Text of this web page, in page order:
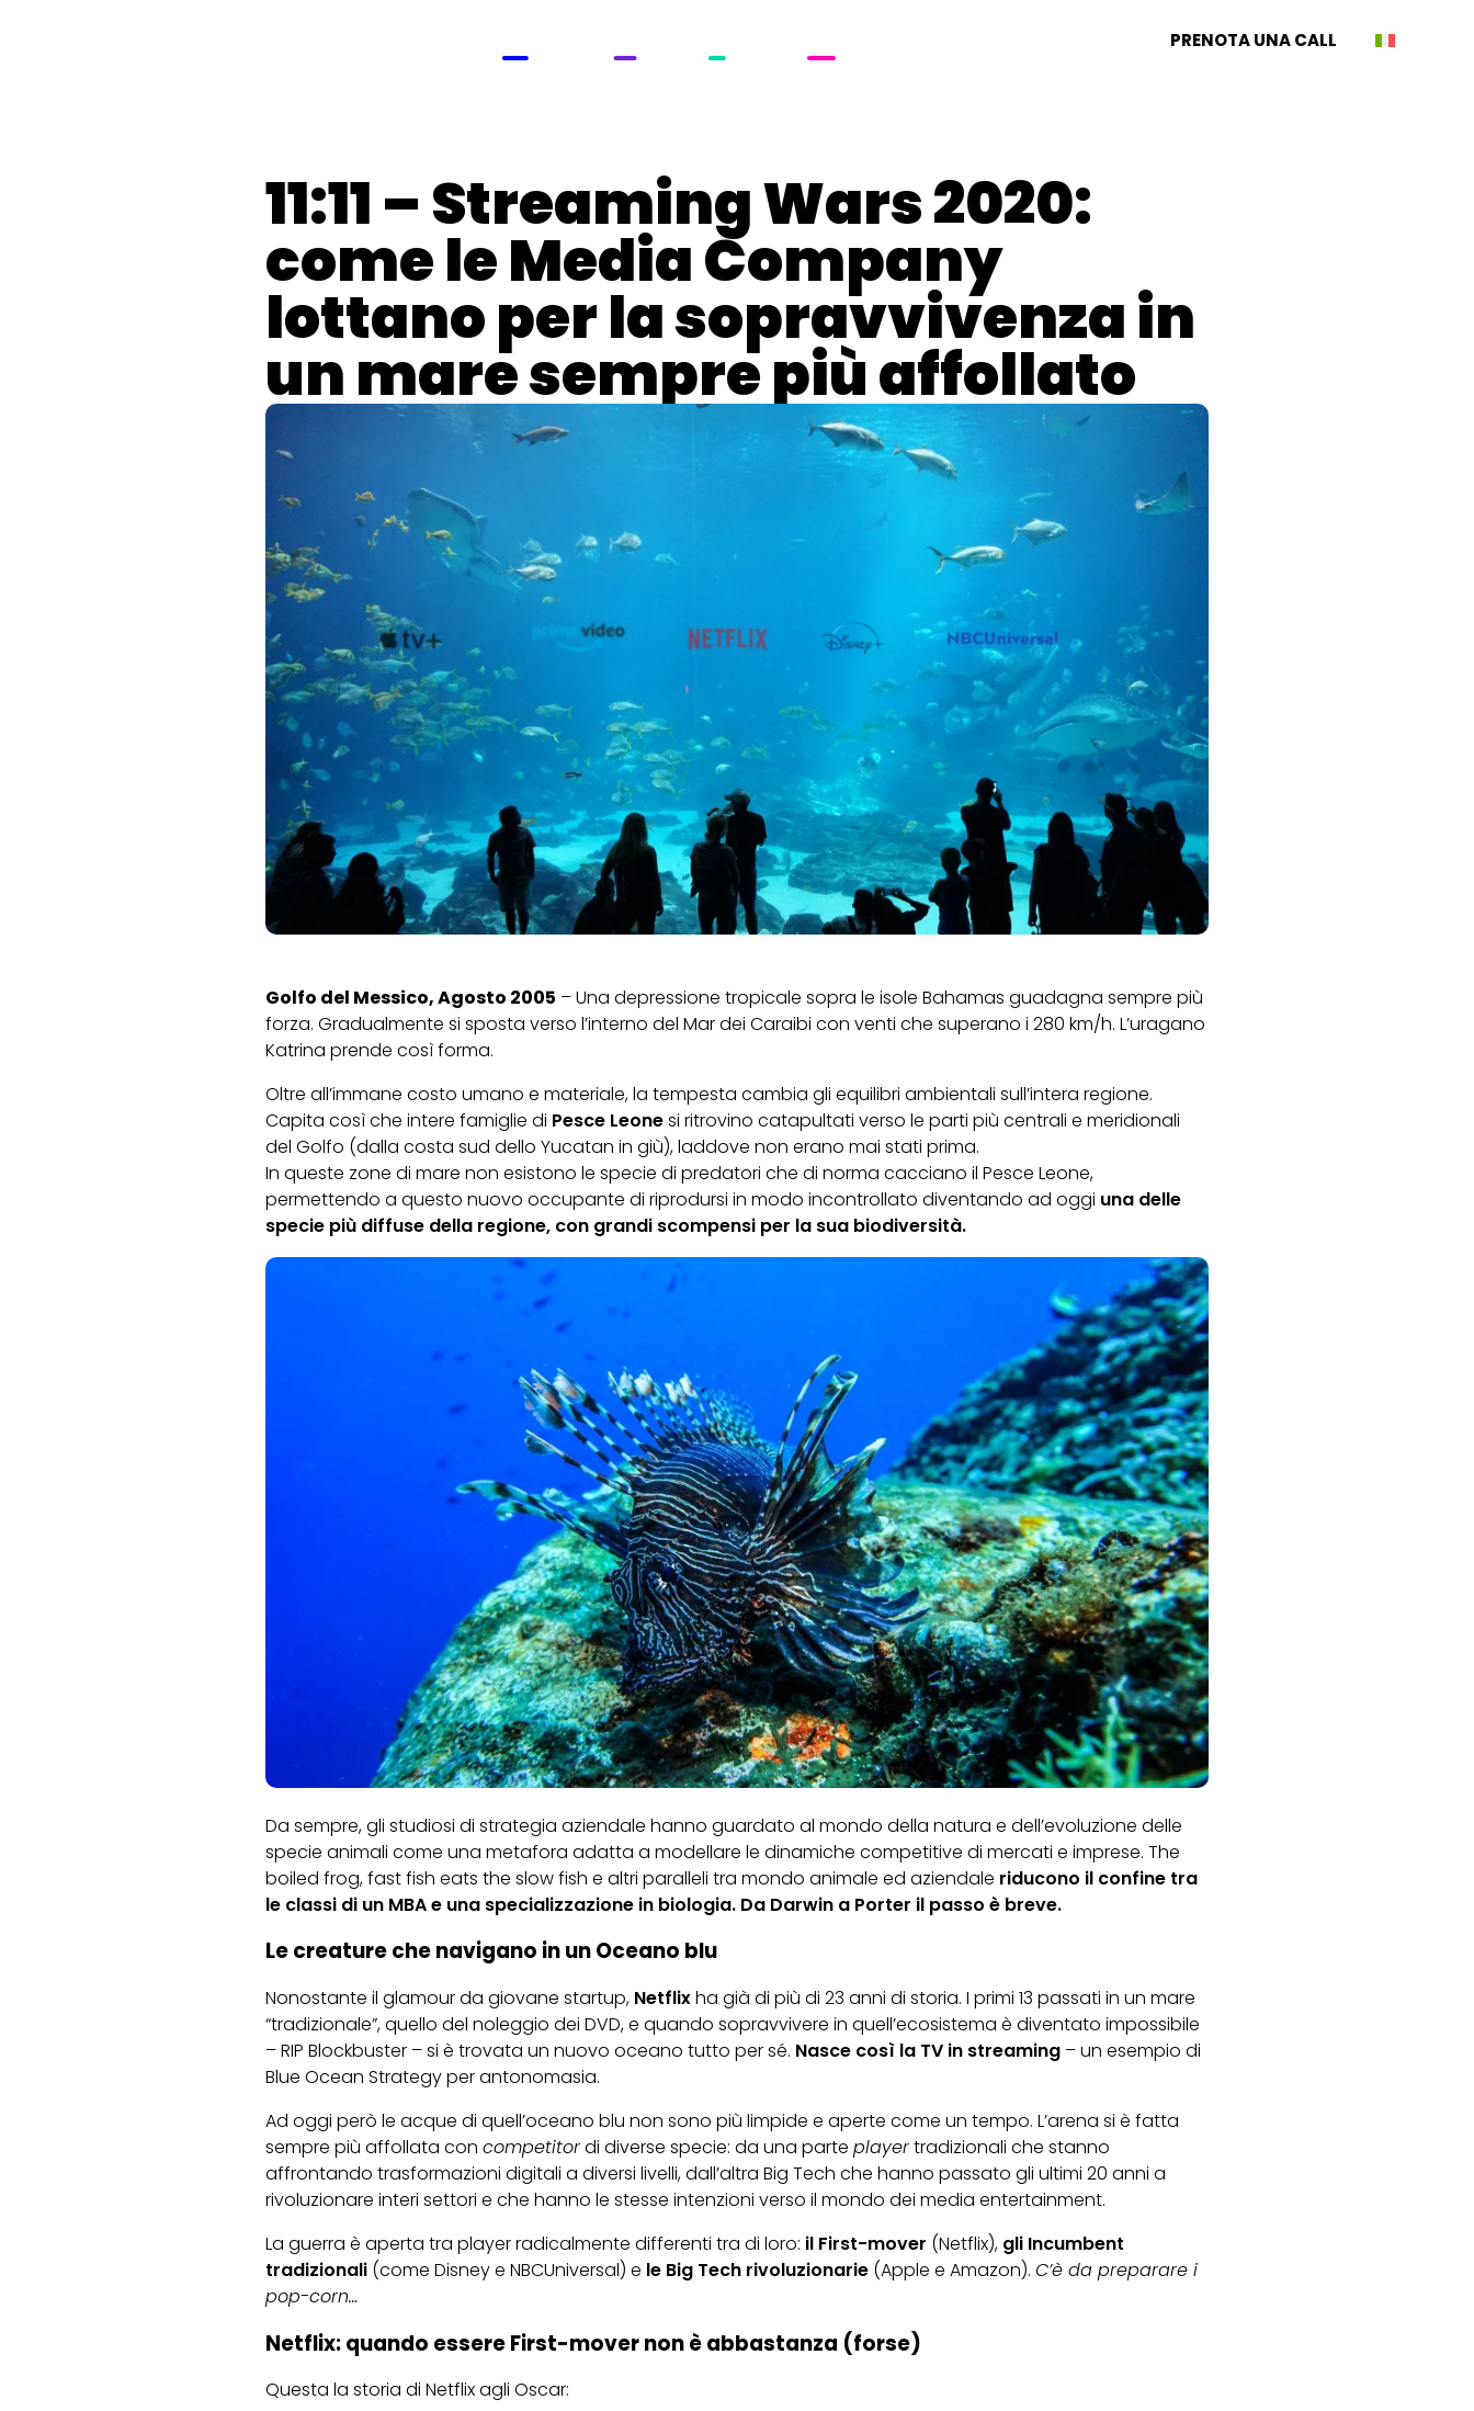
PRENOTA UNA CALL
11:11 – Streaming Wars 2020:
come le Media Company
lottano per la sopravvivenza in
un mare sempre più affollato
Golfo del Messico, Agosto 2005 – Una depressione tropicale sopra le isole Bahamas guadagna sempre più
forza. Gradualmente si sposta verso l’interno del Mar dei Caraibi con venti che superano i 280 km/h. L’uragano
Katrina prende così forma.
Oltre all’immane costo umano e materiale, la tempesta cambia gli equilibri ambientali sull’intera regione.
Capita così che intere famiglie di Pesce Leonesi ritrovino catapultati verso le parti più centrali e meridionali
del Golfo (dalla costa sud dello Yucatan in giù), laddove non erano mai stati prima.
In queste zone di mare non esistono le specie di predatori che di norma cacciano il Pesce Leone,
permettendo a questo nuovo occupante di riprodursi in modo incontrollato diventando ad oggi una delle
specie più diffuse della regione, con grandi scompensi per la sua biodiversità.
Da sempre, gli studiosi di strategia aziendale hanno guardato al mondo della natura e dell’evoluzione delle
specie animali come una metafora adatta a modellare le dinamiche competitive di mercati e imprese. The
boiled frog,fast fish eats the slow fish e altri paralleli tra mondo animale ed aziendale riducono il confine tra
le classi di un MBA e una specializzazione in biologia. Da Darwin a Porter il passo è breve.
Le creature che navigano in un Oceano blu
Nonostante il glamour da giovane startup, Netflixha già di più di 23 anni di storia. I primi 13 passati in un mare
“tradizionale”, quello del noleggio dei DVD, e quando sopravvivere in quell’ecosistema è diventato impossibile
– RIP Blockbuster – si è trovata un nuovo oceano tutto per sé. Nasce così la TV in streaming – un esempio di
Blue Ocean Strategyper antonomasia.
Ad oggi però le acque di quell’oceano blu non sono più limpide e aperte come un tempo. L’arena si è fatta
sempre più affollata con competitordi diverse specie: da una parte playertradizionali che stanno
affrontando trasformazioni digitali a diversi livelli, dall’altra Big Tech che hanno passato gli ultimi 20 anni a
rivoluzionare interi settori e che hanno le stesse intenzioni verso il mondo dei media entertainment.
La guerra è aperta tra player radicalmente differenti tra di loro: il First-mover (Netflix), gli Incumbent
tradizionali (come Disney e NBCUniversal) e le Big Tech rivoluzionarie (Apple e Amazon). C’è da preparare i
pop-corn…
Netflix: quando essere First-mover non è abbastanza (forse)
Questa la storia di Netflix agli Oscar: